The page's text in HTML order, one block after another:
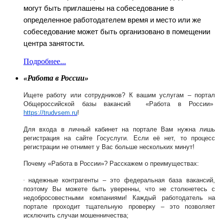
могут быть приглашены на собеседование в
определенное работодателем время и место или же
собеседование может быть организовано в помещении
центра занятости.
Подробнее...
«Работа в России»
Ищете работу или сотрудников? К вашим услугам – портал
Общероссийской базы вакансий «Работа в России»
https://trudvsem.ru!
Для входа в личный кабинет на портале Вам нужна лишь
регистрация на сайте Госуслуги.
Если её нет, то процесс
регистрации не отнимет у Вас больше нескольких минут!
Почему «Работа в России»? Расскажем о преимуществах:
· надежные контрагенты – это федеральная база вакансий,
поэтому Вы можете быть уверенны, что не столкнетесь с
недобросовестными компаниями! Каждый работодатель на
портале проходит тщательную проверку – это позволяет
исключить случаи мошенничества;